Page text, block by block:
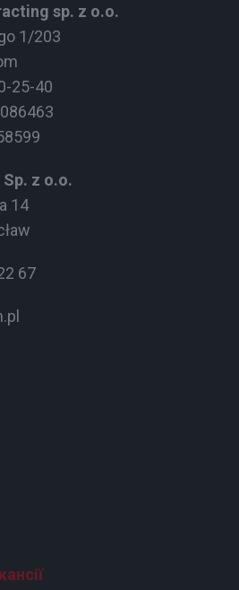
sp. z o.o.
1/203
25-40
z o.o.
14
67